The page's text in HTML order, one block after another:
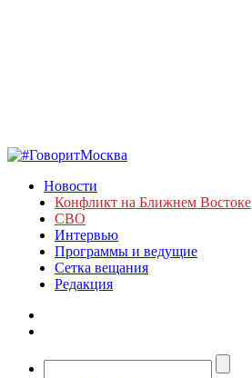
Новости
Конфликт на Ближнем Востоке
СВО
Интервью
Программы и ведущие
Сетка вещания
Редакция